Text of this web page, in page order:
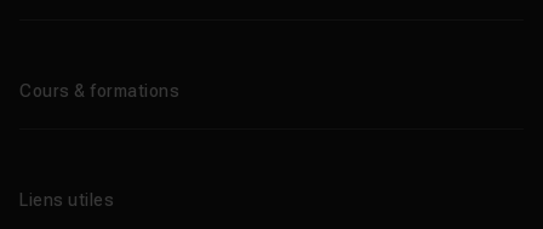
Cours & formations
Formations certifiantes
Liens utiles